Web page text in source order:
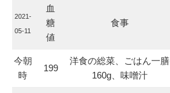
2021-
05-11
血
糖
値
食事
今朝
時
199
洋食の総菜、ごはん一膳
160g、味噌汁